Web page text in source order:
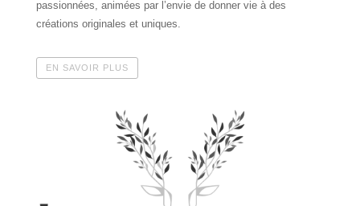
passionnées, animées par l’envie de donner vie à des
créations originales et uniques.
EN SAVOIR PLUS